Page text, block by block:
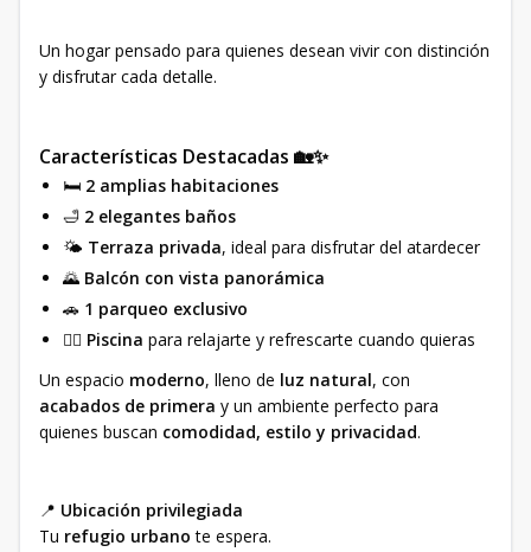
Un hogar pensado para quienes desean vivir con distinción
y disfrutar cada detalle.
Características Destacadas 🏡✨
🛏️ 2 amplias habitaciones
🛁 2 elegantes baños
🌤️ Terraza privada, ideal para disfrutar del atardecer
🌄 Balcón con vista panorámica
🚗 1 parqueo exclusivo
🏊‍♂️ Piscina para relajarte y refrescarte cuando quieras
Un espacio moderno, lleno de luz natural, con
acabados de primera y un ambiente perfecto para
quienes buscan comodidad, estilo y privacidad.
📍 Ubicación privilegiada
Tu refugio urbano te espera.